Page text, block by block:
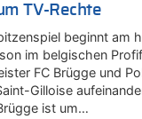
TV-Rechte
beginnt am
im belgischen
FC Brügge und
Gilloise
ist um…